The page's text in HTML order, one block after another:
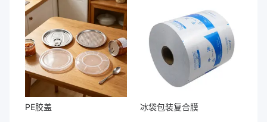
PE胶盖 冰袋包装复合膜